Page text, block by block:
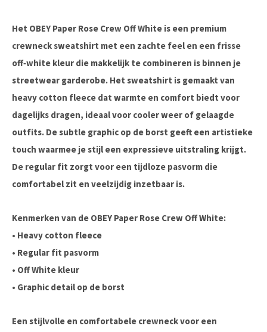
Het OBEY Paper Rose Crew Off White is een premium
crewneck sweatshirt met een zachte feel en een frisse
off‑white kleur die makkelijk te combineren is binnen je
streetwear garderobe. Het sweatshirt is gemaakt van
heavy cotton fleece dat warmte en comfort biedt voor
dagelijks dragen, ideaal voor cooler weer of gelaagde
outfits. De subtle graphic op de borst geeft een artistieke
touch waarmee je stijl een expressieve uitstraling krijgt.
De regular fit zorgt voor een tijdloze pasvorm die
comfortabel zit en veelzijdig inzetbaar is.
Kenmerken van de OBEY Paper Rose Crew Off White:
• Heavy cotton fleece
• Regular fit pasvorm
• Off White kleur
• Graphic detail op de borst
Een stijlvolle en comfortabele crewneck voor een